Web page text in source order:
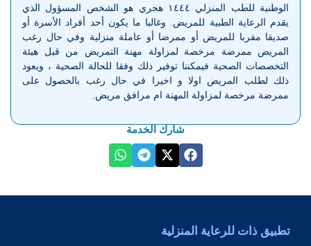
الوطنية للطب المنزلي ١٤٤٤ هجري هو الشخص المسؤول الذي
يقدم الرعاية الطبية للمريض. وغالبا ما يكون أحد أفراد الأسرة أو
صديقا مقربا للمريض أو ممرضا أو عاملة منزلية وفي حال رغب
المريض ممرضة مرخصة لمزاولة مهنة التمريض من قبل هيئة
التخصصات الصحية فيمكننا توفير ذلك وفقا للحالة الصحية ، ويعود
ذلك لطلب المريض اولا و اخيرا في حال رغب بالحصول على
ممرضة مرخصة لمزاولة المهنة ام مرافق مريض.
شارك الخدمة
تطبيق ذات للرعاية المنزلية